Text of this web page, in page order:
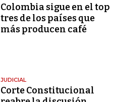
Colombia sigue en el top
tres de los países que
más producen café
JUDICIAL
Corte Constitucional